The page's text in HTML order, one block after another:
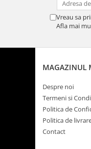
Vreau sa
Afla mai
MAGAZINUL
Despre noi
Termeni si
Politica de
Politica de
Contact